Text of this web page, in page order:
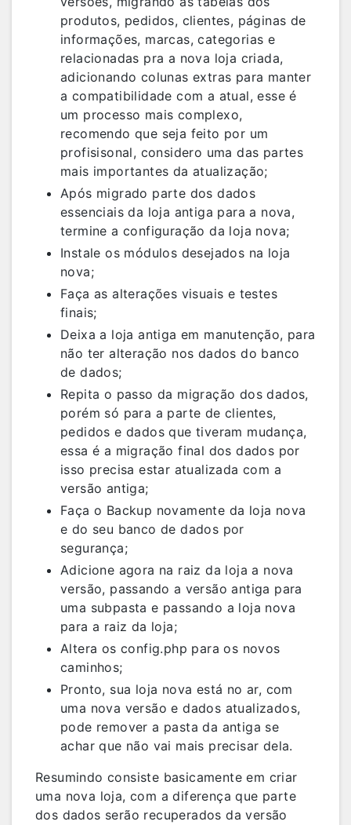
produtos, pedidos, clientes, páginas de
informações, marcas, categorias e
relacionadas pra a nova loja criada,
adicionando colunas extras para manter
a compatibilidade com a atual, esse é
um processo mais complexo,
recomendo que seja feito por um
profisisonal, considero uma das partes
mais importantes da atualização;
Após migrado parte dos dados
essenciais da loja antiga para a nova,
termine a configuração da loja nova;
Instale os módulos desejados na loja
nova;
Faça as alterações visuais e testes
finais;
Deixa a loja antiga em manutenção, para
não ter alteração nos dados do banco
de dados;
Repita o passo da migração dos dados,
porém só para a parte de clientes,
pedidos e dados que tiveram mudança,
essa é a migração final dos dados por
isso precisa estar atualizada com a
versão antiga;
Faça o Backup novamente da loja nova
e do seu banco de dados por
segurança;
Adicione agora na raiz da loja a nova
versão, passando a versão antiga para
uma subpasta e passando a loja nova
para a raiz da loja;
Altera os config.php para os novos
caminhos;
Pronto, sua loja nova está no ar, com
uma nova versão e dados atualizados,
pode remover a pasta da antiga se
achar que não vai mais precisar dela.
Resumindo consiste basicamente em criar
uma nova loja, com a diferença que parte
dos dados serão recuperados da versão